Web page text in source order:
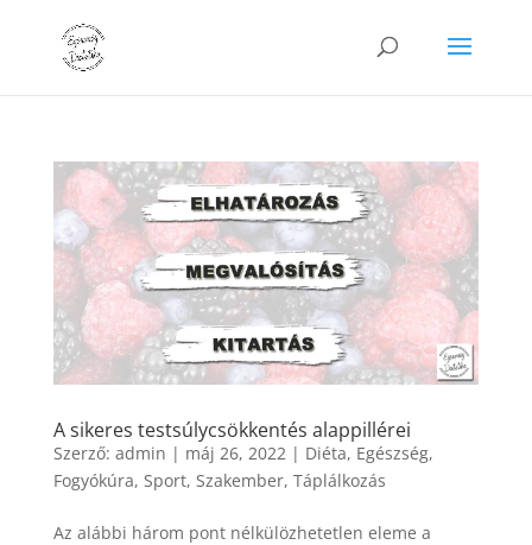
A sikeres testsúlycsökkentés alappillérei
Szerző: admin | máj 26, 2022 | Diéta, Egészség,
Fogyókúra, Sport, Szakember, Táplálkozás
Az alábbi három pont nélkülözhetetlen eleme a